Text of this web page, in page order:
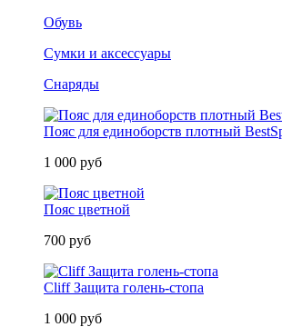
Обувь
Сумки и аксессуары
Снаряды
Пояс для единоборств плотный
1 000 руб
Пояс цветной
700 руб
Cliff Защита голень-стопа
1 000 руб